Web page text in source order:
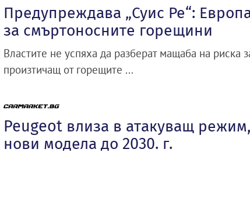
Предупреждава „Суис Ре“:
за смъртоносните горещини
Властите не успяха да разберат мащаба на риска
произтичащ от горещите ...
Peugeot влиза в атакуващ
нови модела до 2030. г.